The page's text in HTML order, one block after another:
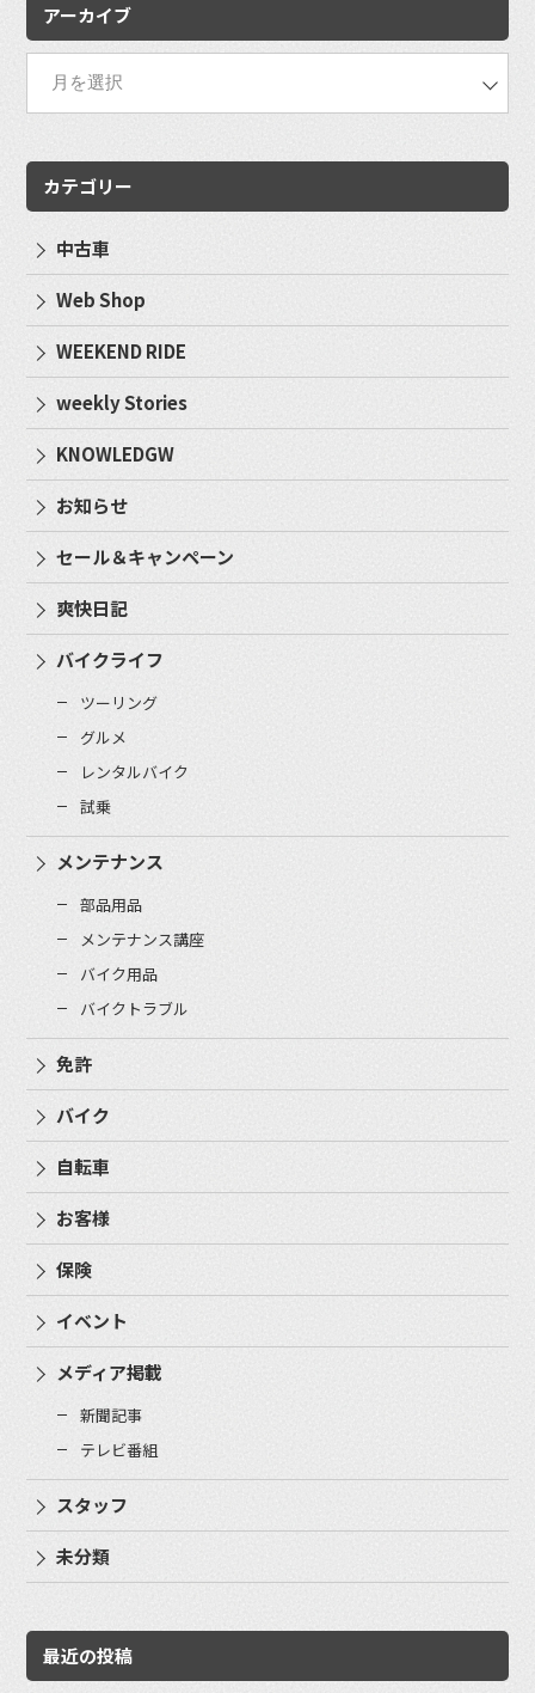
アーカイブ
カテゴリー
中古車
Web Shop
WEEKEND RIDE
weekly Stories
KNOWLEDGW
お知らせ
セール＆キャンペーン
爽快日記
バイクライフ
ツーリング
グルメ
レンタルバイク
試乗
メンテナンス
部品用品
メンテナンス講座
バイク用品
バイクトラブル
免許
バイク
自転車
お客様
保険
イベント
メディア掲載
新聞記事
テレビ番組
スタッフ
未分類
最近の投稿